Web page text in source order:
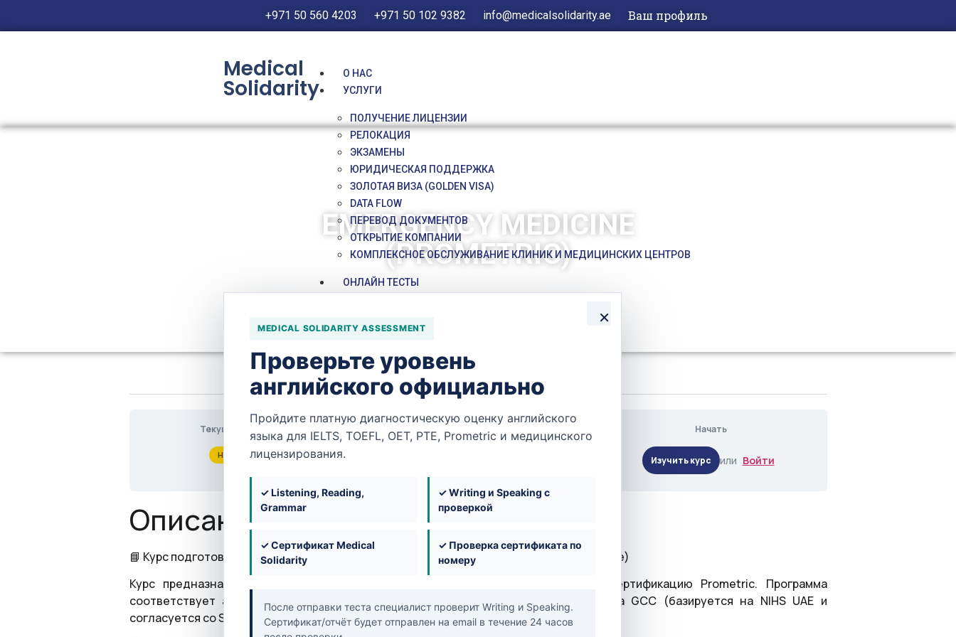
+971 50 560 4203 +971 50 102 9382 info@medicalsolidarity.ae Ваш профиль
Medical
Solidarity
×
MEDICAL SOLIDARITY ASSESSMENT
Проверьте уровень
английского официально
Пройдите платную диагностическую оценку английского
языка для IELTS, TOEFL, OET, PTE, Prometric и медицинского
лицензирования.
✓ Listening, Reading,
Grammar
✓ Writing и Speaking с
проверкой
✓ Сертификат Medical
Solidarity
✓ Проверка сертификата по
номеру
После отправки теста специалист проверит Writing и Speaking.
Сертификат/отчёт будет отправлен на email в течение 24 часов
О НАС
УСЛУГИ
ПОЛУЧЕНИЕ ЛИЦЕНЗИИ
РЕЛОКАЦИЯ
ЭКЗАМЕНЫ
ЮРИДИЧЕСКАЯ ПОДДЕРЖКА
ЗОЛОТАЯ ВИЗА (GOLDEN VISA)
DATA FLOW
ПЕРЕВОД ДОКУМЕНТОВ
ОТКРЫТИЕ КОМПАНИИ
КОМПЛЕКСНОЕ ОБСЛУЖИВАНИЕ КЛИНИК И МЕДИЦИНСКИХ ЦЕНТРОВ
ОНЛАЙН ТЕСТЫ
PEARSON VUE
БАЗЫ
БАЗА УЧРЕЖДЕНИЙ
БАЗА КОМПАНИЙ
БАЗА ЯЗЫКОВЫХ ЭКЗАМЕНОВ
ОБУЧЕНИЕ
МЕДИЦИНСКИЕ ЭКЗАМЕНЫ
ПОДСКАЗКИ И ПОМОЩЬ ПРИ ТРУДОУСТРОЙСТВЕ
СТРАНЫ
EMERGENCY MEDICINE
(PROMETRIC)
Текущее состояние
НЕ ЗАПИСАН
Цена Начать
или Войти
Описание курса
📘 Курс подготовки к экзамену Prometric по Неотложной медицине (Emergency Medicine)
Курс предназначен для специалистов, планирующих пройти международную сертификацию Prometric. Программа
соответствует актуальному Emergency Medicine Exam Blueprint 2025 для региона GCC (базируется на NIHS UAE и
согласуется со SCFHS).